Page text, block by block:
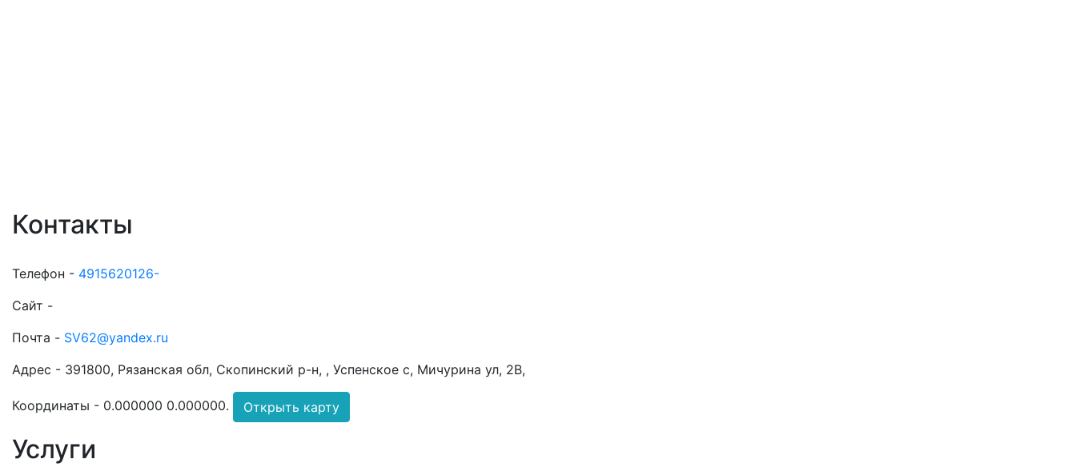
Контакты
Телефон - 4915620126-
Сайт -
Почта - SV62@yandex.ru
Адрес - 391800, Рязанская обл, Скопинский р-н, , Успенское с, Мичурина ул, 2В,
Координаты - 0.000000 0.000000. Открыть карту
Услуги